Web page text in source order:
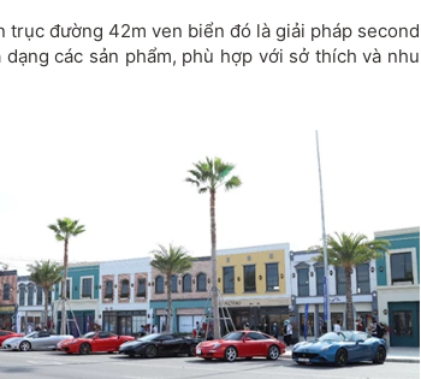
trục đường 42m ven biển đó là giải pháp second
các sản phẩm, phù hợp với sở thích và nhu